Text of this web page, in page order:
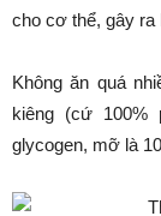
cho cơ thể, gây
Không ăn quá
kiêng (cứ
glycogen, mỡ là